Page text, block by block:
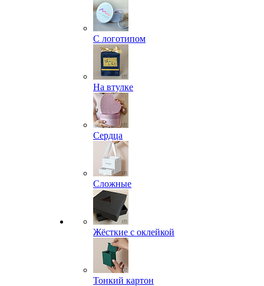
С логотипом
На втулке
Сердца
Сложные
Жёсткие с оклейкой
Тонкий картон